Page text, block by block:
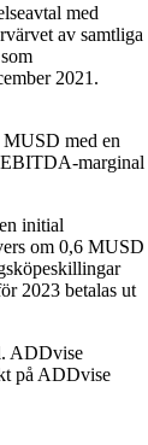
med
av samtliga
2021.
med en
marginal
initial
om 0,6 MUSD
2023 betalas ut
ADDvise
på ADDvise